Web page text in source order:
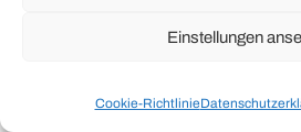
Einstellungen
Cookie-Richtlinie